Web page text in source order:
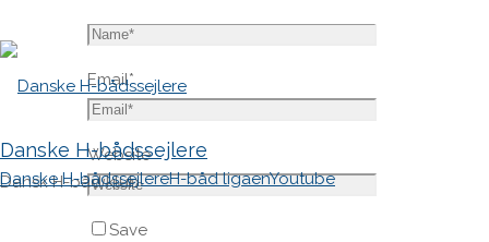
Danske H-bådssejlere
Dansk H-båd klub
Danske H-bådssejlereH-båd ligaenYoutube
Email*
Website
Save